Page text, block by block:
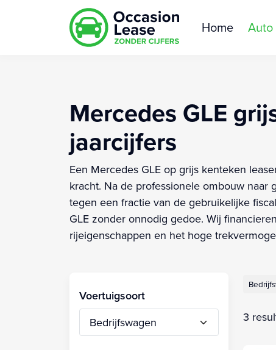
Home
Mercedes GLE
jaarcijfers
Een Mercedes GLE op grijs kenteken
kracht. Na de professionele ombouw
tegen een fractie van de gebruikelijke
GLE zonder onnodig gedoe. Wij
rijeigenschappen en het hoge
Voertuigsoort
3